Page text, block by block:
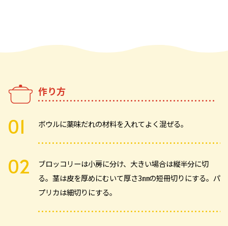
作り方
ボウルに薬味だれの材料を入れてよく混ぜる。
ブロッコリーは小房に分け、大きい場合は縦半分に切
る。茎は皮を厚めにむいて厚さ3㎜の短冊切りにする。パ
プリカは細切りにする。